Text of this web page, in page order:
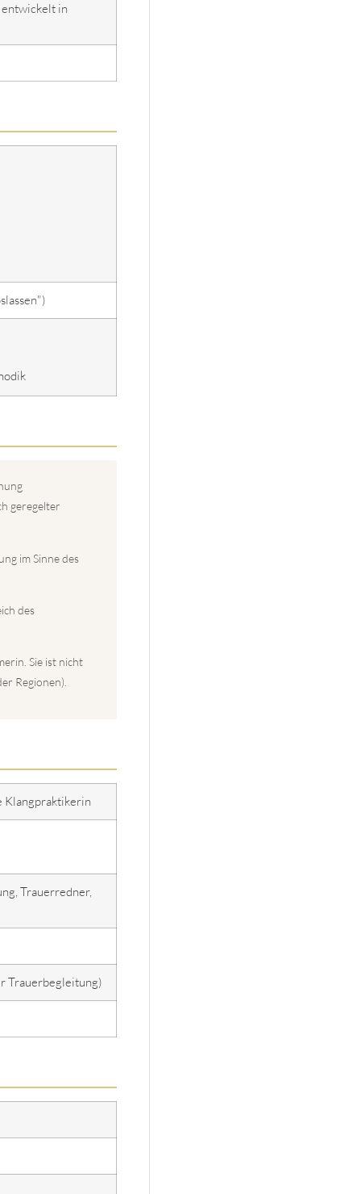
entwickelt in
geregelter
im Sinne des
des
Sie ist nicht
Regionen).
Klangpraktikerin
Trauerredner,
Trauerbegleitung)